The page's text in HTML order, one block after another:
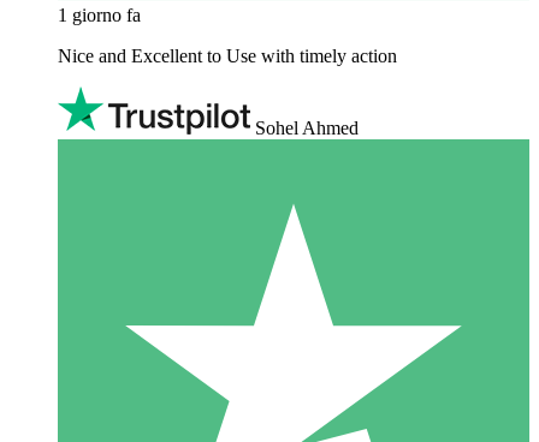
1 giorno fa
Nice and Excellent to Use with timely action
Sohel Ahmed